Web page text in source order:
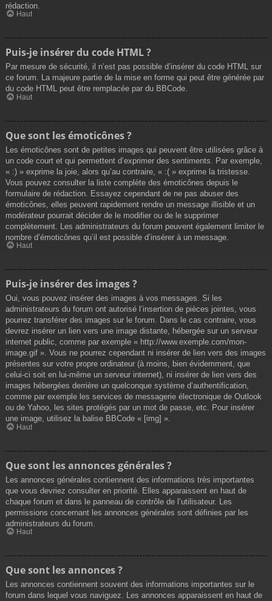
rédaction.
Haut
Puis-je insérer du code HTML ?
Par mesure de sécurité, il n’est pas possible d’insérer du code HTML sur
ce forum. La majeure partie de la mise en forme qui peut être générée par
du code HTML peut être remplacée par du BBCode.
Haut
Que sont les émoticônes ?
Les émoticônes sont de petites images qui peuvent être utilisées grâce à
un code court et qui permettent d’exprimer des sentiments. Par exemple,
« :) » exprime la joie, alors qu’au contraire, « :( » exprime la tristesse.
Vous pouvez consulter la liste complète des émoticônes depuis le
formulaire de rédaction. Essayez cependant de ne pas abuser des
émoticônes, elles peuvent rapidement rendre un message illisible et un
modérateur pourrait décider de le modifier ou de le supprimer
complètement. Les administrateurs du forum peuvent également limiter le
nombre d’émoticônes qu’il est possible d’insérer à un message.
Haut
Puis-je insérer des images ?
Oui, vous pouvez insérer des images à vos messages. Si les
administrateurs du forum ont autorisé l’insertion de pièces jointes, vous
pourrez transférer des images sur le forum. Dans le cas contraire, vous
devrez insérer un lien vers une image distante, hébergée sur un serveur
internet public, comme par exemple « http://www.exemple.com/mon-
image.gif ». Vous ne pourrez cependant ni insérer de lien vers des images
présentes sur votre propre ordinateur (à moins, bien évidemment, que
celui-ci soit en lui-même un serveur internet), ni insérer de lien vers des
images hébergées derrière un quelconque système d’authentification,
comme par exemple les services de messagerie électronique de Outlook
ou de Yahoo, les sites protégés par un mot de passe, etc. Pour insérer
une image, utilisez la balise BBCode « [img] ».
Haut
Que sont les annonces générales ?
Les annonces générales contiennent des informations très importantes
que vous devriez consulter en priorité. Elles apparaissent en haut de
chaque forum et dans le panneau de contrôle de l’utilisateur. Les
permissions concernant les annonces générales sont définies par les
administrateurs du forum.
Haut
Que sont les annonces ?
Les annonces contiennent souvent des informations importantes sur le
forum dans lequel vous naviguez. Les annonces apparaissent en haut de